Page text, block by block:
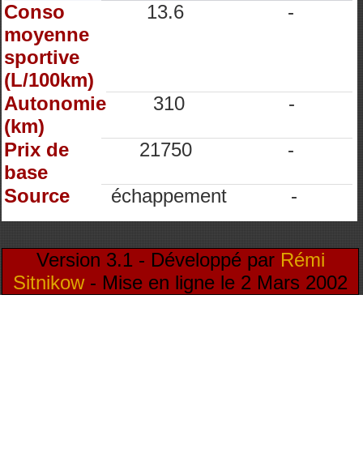
Conso
moyenne
sportive
(L/100km)
13.6 -
Autonomie
(km)
310 -
Prix de
base
21750 -
Source échappement -
Version 3.1 - Développé par Rémi
Sitnikow- Mise en ligne le 2 Mars 2002